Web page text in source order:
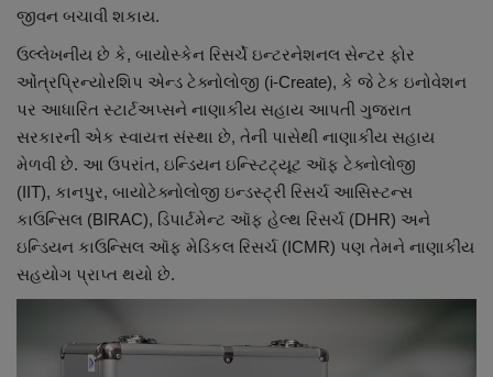
જીવન બચાવી શકાય.
ઉલ્લેખનીય છે કે, બાયોસ્કેન રિસર્ચે ઇન્ટરનેશનલ સેન્ટર ફોર
ઓંત્રપ્રિન્યોરશિપ એન્ડ ટેક્નોલોજી (i-Create), કે જે ટેક ઇનોવેશન
પર આધારિત સ્ટાર્ટઅપ્સને નાણાકીય સહાય આપતી ગુજરાત
સરકારની એક સ્વાયત્ત સંસ્થા છે, તેની પાસેથી નાણાકીય સહાય
મેળવી છે. આ ઉપરાંત, ઇન્ડિયન ઇન્સ્ટિટ્યૂટ ઑફ ટેક્નોલોજી
(IIT), કાનપુર, બાયોટેક્નોલોજી ઇન્ડસ્ટ્રી રિસર્ચ આસિસ્ટન્સ
કાઉન્સિલ (BIRAC), ડિપાર્ટમેન્ટ ઑફ હેલ્થ રિસર્ચ (DHR) અને
ઇન્ડિયન કાઉન્સિલ ઑફ મેડિકલ રિસર્ચ (ICMR) પણ તેમને નાણાકીય
સહયોગ પ્રાપ્ત થયો છે.